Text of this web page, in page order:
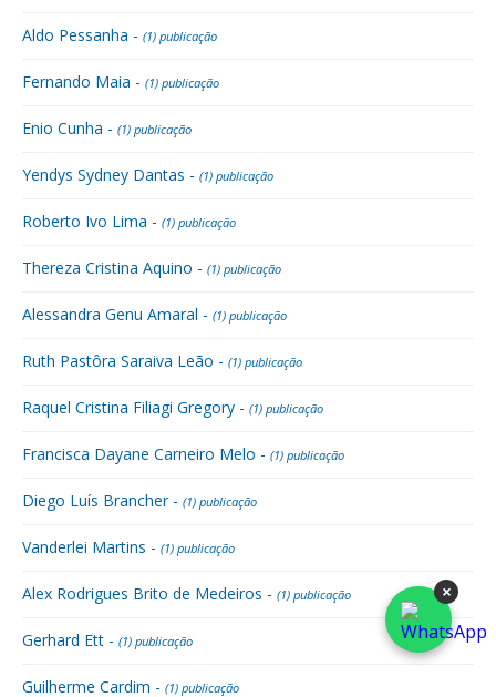
Aldo Pessanha - (1) publicação
Fernando Maia - (1) publicação
Enio Cunha - (1) publicação
Yendys Sydney Dantas - (1) publicação
Roberto Ivo Lima - (1) publicação
Thereza Cristina Aquino - (1) publicação
Alessandra Genu Amaral - (1) publicação
Ruth Pastôra Saraiva Leão - (1) publicação
Raquel Cristina Filiagi Gregory - (1) publicação
Francisca Dayane Carneiro Melo - (1) publicação
Diego Luís Brancher - (1) publicação
Vanderlei Martins - (1) publicação
Alex Rodrigues Brito de Medeiros - (1) publicação
Gerhard Ett - (1) publicação
Guilherme Cardim - (1) publicação
×